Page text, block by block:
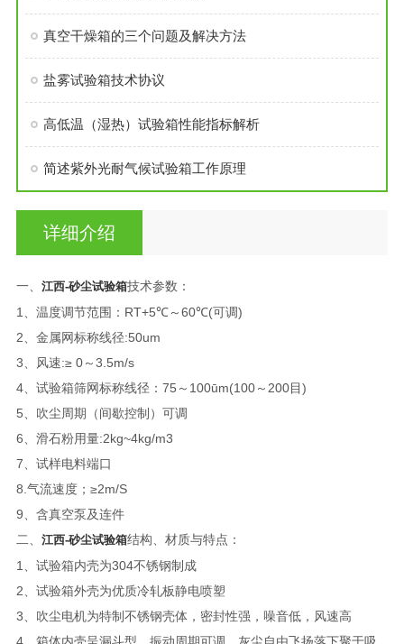
真空干燥箱的三个问题及解决方法
盐雾试验箱技术协议
高低温（湿热）试验箱性能指标解析
简述紫外光耐气候试验箱工作原理
详细介绍
一、 江西-砂尘试验箱技术参数：
1、温度调节范围：RT+5℃～60℃(可调)
2、金属网标称线径:50um
3、风速:≥ 0～3.5m/s
4、试验箱筛网标称线径：75～100ūm(100～200目)
5、吹尘周期（间歇控制）可调
6、滑石粉用量:2kg~4kg/m3
7、试样电料端口
8.气流速度；≥2m/S
9、含真空泵及连件
二、 江西-砂尘试验箱结构、材质与特点：
1、试验箱内壳为304不锈钢制成
2、试验箱外壳为优质冷轧板静电喷塑
3、吹尘电机为特制不锈钢壳体，密封性强，噪音低，风速高
4、箱体内壳呈漏斗型，振动周期可调，灰尘自由飞扬落下聚于吸